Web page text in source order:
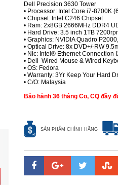
Dell Precision 3630 Tower
• Processor: Intel Core i7-8700K
• Chipset: Intel C246 Chipset
• Ram: 2x8GB 2666MHz DDR4
• Hard Drive: 3.5 inch 1TB
• Graphics: NVIDIA Quadro
• Optical Drive: 8x DVD+/-RW
• Nic: Intel® Ethernet Connection
• Dell Wired Mouse & Wired
• OS: Fedora
• Warranty: 3Yr Keep Your Hard
• C/O: Malaysia
Bảo hành 36 tháng Co, CQ đầy
SẢN PHẨM CHÍNH HÃNG